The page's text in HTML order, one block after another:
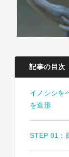
記事の目次
イノシシを
を造形
STEP 01：